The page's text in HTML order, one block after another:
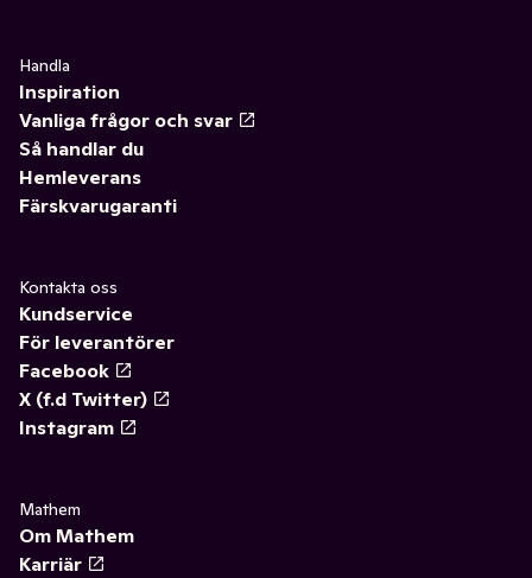
Handla
Inspiration
Vanliga frågor och svar
Så handlar du
Hemleverans
Färskvarugaranti
Kontakta oss
Kundservice
För leverantörer
Facebook
X (f.d Twitter)
Instagram
Mathem
Om Mathem
Karriär